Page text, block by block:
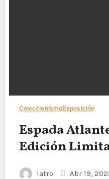
ColeccionismoExposición
Espada
Edición
latro Abr 19,